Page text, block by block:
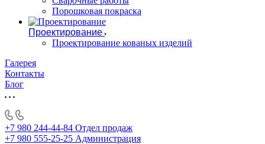
Порошковая покраска
Проектирование
Проектирование кованых изделий
Галерея
Контакты
Блог
+7 980 244-44-84 Отдел продаж
+7 980 555-25-25 Администрация